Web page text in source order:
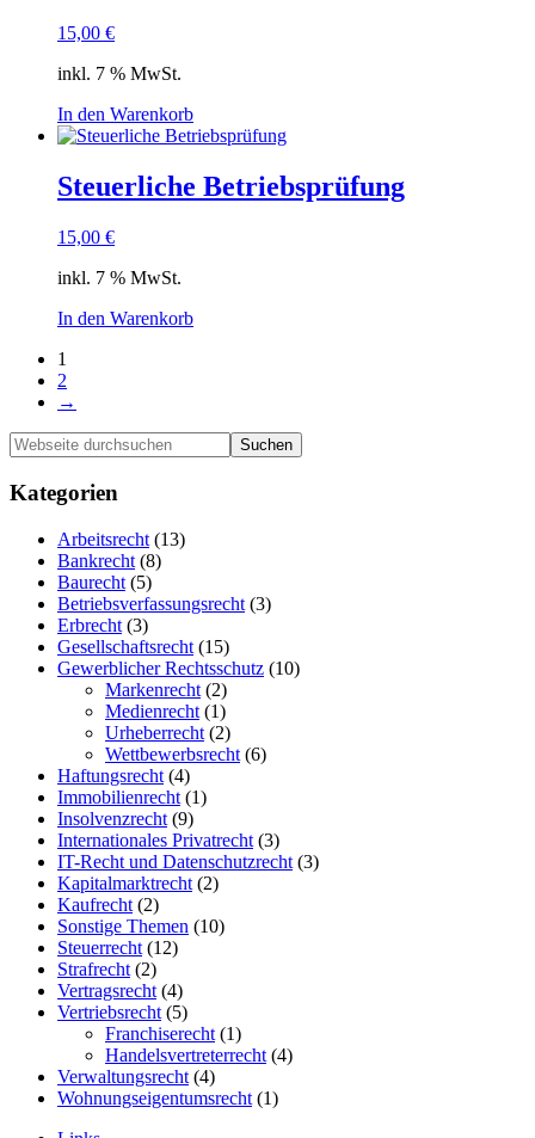
15,00 €
inkl. 7 % MwSt.
In den Warenkorb
Steuerliche Betriebsprüfung
15,00 €
inkl. 7 % MwSt.
In den Warenkorb
1
2
→
Haupt-
Sidebar
Webseite
durchsuchen
Kategorien
Arbeitsrecht (13)
Bankrecht (8)
Baurecht (5)
Betriebsverfassungsrecht (3)
Erbrecht (3)
Gesellschaftsrecht (15)
Gewerblicher Rechtsschutz (10)
Markenrecht (2)
Medienrecht (1)
Urheberrecht (2)
Wettbewerbsrecht (6)
Haftungsrecht (4)
Immobilienrecht (1)
Insolvenzrecht (9)
Internationales Privatrecht (3)
IT-Recht und Datenschutzrecht (3)
Kapitalmarktrecht (2)
Kaufrecht (2)
Sonstige Themen (10)
Steuerrecht (12)
Strafrecht (2)
Vertragsrecht (4)
Vertriebsrecht (5)
Franchiserecht (1)
Handelsvertreterrecht (4)
Verwaltungsrecht (4)
Wohnungseigentumsrecht (1)